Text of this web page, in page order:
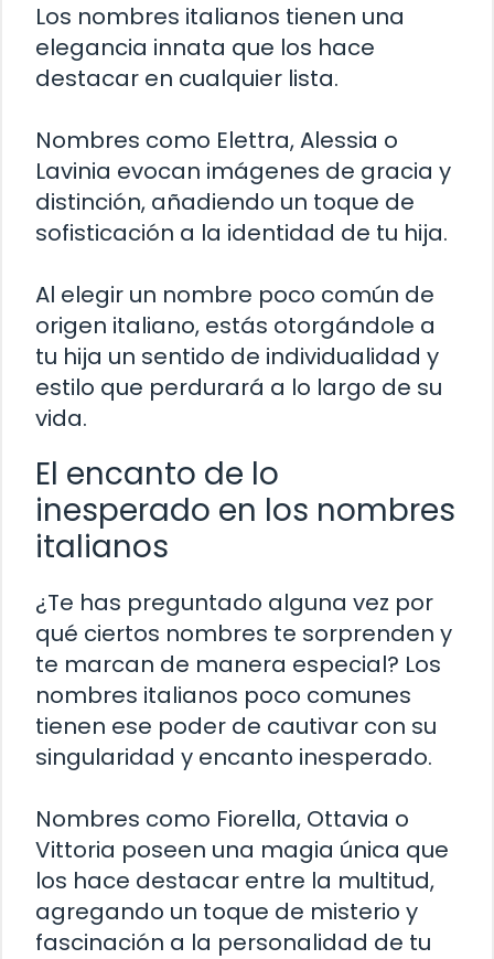
Los nombres italianos tienen una
elegancia innata que los hace
destacar en cualquier lista.
Nombres como Elettra, Alessia o
Lavinia evocan imágenes de gracia y
distinción, añadiendo un toque de
sofisticación a la identidad de tu hija.
Al elegir un nombre poco común de
origen italiano, estás otorgándole a
tu hija un sentido de individualidad y
estilo que perdurará a lo largo de su
vida.
El encanto de lo
inesperado en los nombres
italianos
¿Te has preguntado alguna vez por
qué ciertos nombres te sorprenden y
te marcan de manera especial? Los
nombres italianos poco comunes
tienen ese poder de cautivar con su
singularidad y encanto inesperado.
Nombres como Fiorella, Ottavia o
Vittoria poseen una magia única que
los hace destacar entre la multitud,
agregando un toque de misterio y
fascinación a la personalidad de tu